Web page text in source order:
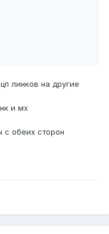
линков на другие
и мх
с обеих сторон